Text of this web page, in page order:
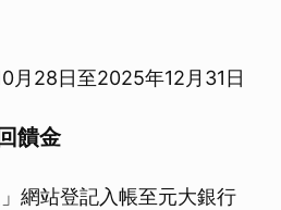
月28日至2025年12月31日
饋金
網站登記入帳至元大銀行